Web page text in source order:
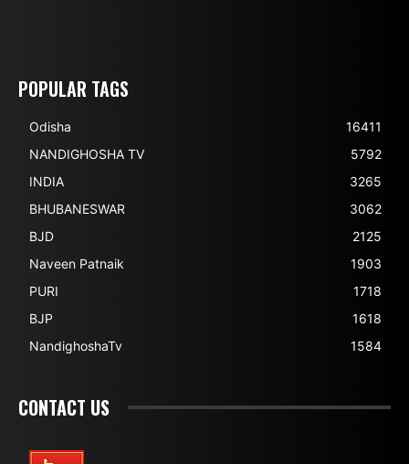
POPULAR TAGS
Odisha
16411
NANDIGHOSHA TV
5792
INDIA
3265
BHUBANESWAR
3062
BJD
2125
Naveen Patnaik
1903
PURI
1718
BJP
1618
NandighoshaTv
1584
CONTACT US